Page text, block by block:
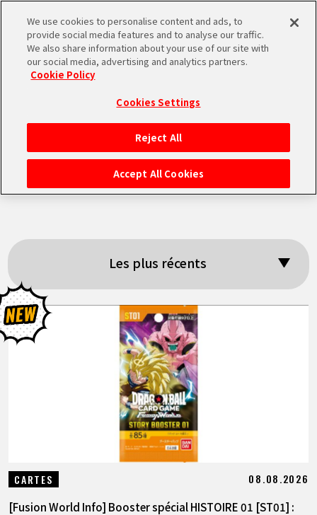
MEN
ACCUEIL
NEWS
À NE PAS MANQUER
VIDÉOS
ARTICLES
FR DE
Résultats de la
recherche:
「DBSCG」
Les plus récents
CARTES 08.08.2026
[Fusion World Info] Booster spécial HISTOIRE 01 [ST01] :
We use cookies to personalise content and ads, to
provide social media features and to analyse our traffic.
We also share information about your use of our site with
our social media, advertising and analytics partners.
Cookie Policy
Cookies Settings
Reject All
Accept All Cookies